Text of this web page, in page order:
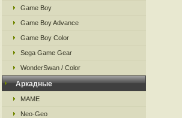
Game Boy
Game Boy Advance
Game Boy Color
Sega Game Gear
WonderSwan / Color
Аркадные
MAME
Neo-Geo